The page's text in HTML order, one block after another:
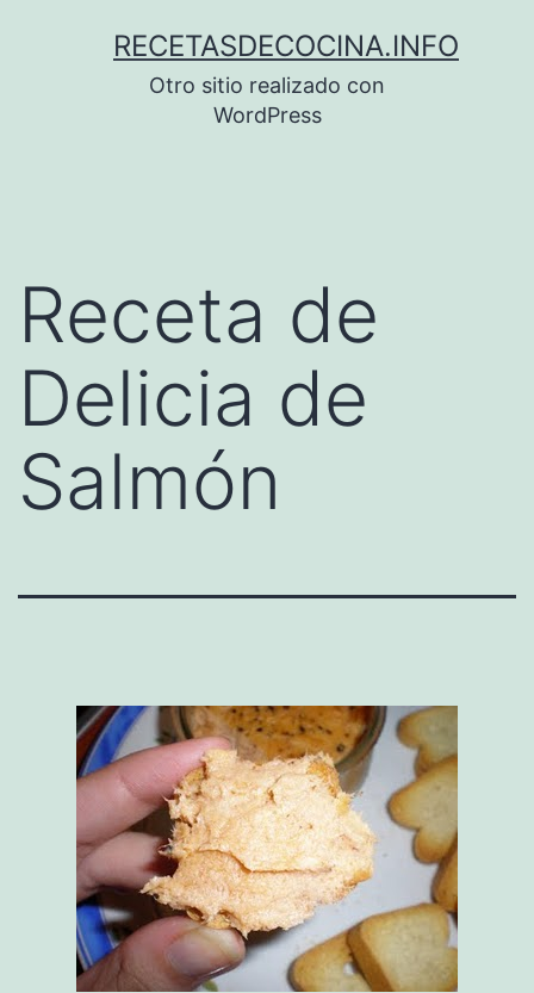
RECETASDECOCINA.INFO
Otro sitio realizado con
WordPress
Receta de
Delicia de
Salmón